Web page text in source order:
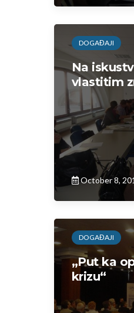
DOGAĐAJI
Na
vlastitim
October 8,
DOGAĐAJI
„Put ka
krizu“